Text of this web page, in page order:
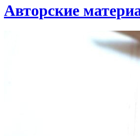
Авторские